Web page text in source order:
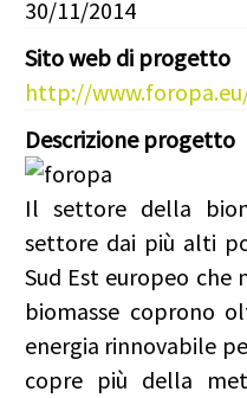
30/11/2014
Sito web di progetto
http://
Descrizione progetto
Il settore della
settore dai più alti
Sud Est europeo che
biomasse coprono
energia rinnovabile
copre più della